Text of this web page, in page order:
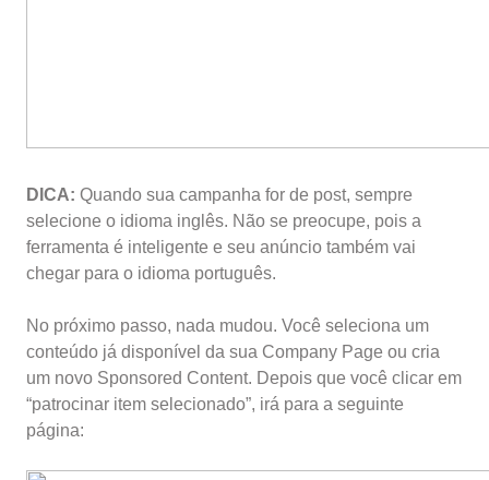
DICA: Quando sua campanha for de post, sempre
selecione o idioma inglês. Não se preocupe, pois a
ferramenta é inteligente e seu anúncio também vai
chegar para o idioma português.
No próximo passo, nada mudou. Você seleciona um
conteúdo já disponível da sua Company Page ou cria
um novo Sponsored Content. Depois que você clicar em
“patrocinar item selecionado”, irá para a seguinte
página: